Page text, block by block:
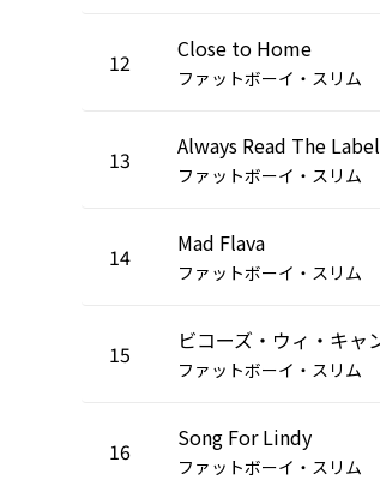
12 Close to Home
ファットボーイ・スリム
13 Always Read The Label
ファットボーイ・スリム
14 Mad Flava
ファットボーイ・スリム
15
ファットボーイ・スリム
16 Song For Lindy
ファットボーイ・スリム